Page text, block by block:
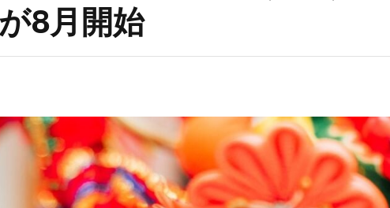
8月開始